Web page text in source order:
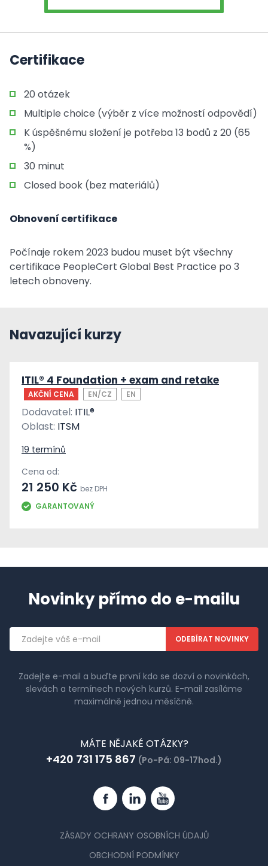
Certifikace
20 otázek
Multiple choice (výběr z více možností odpovědí)
K úspěšnému složení je potřeba 13 bodů z 20 (65
%)
30 minut
Closed book (bez materiálů)
Obnovení certifikace
Počínaje rokem 2023 budou muset být všechny
certifikace PeopleCert Global Best Practice po 3
letech obnoveny.
Navazující kurzy
ITIL® 4 Foundation + exam and retake
AKČNÍ CENA EN/CZ EN
Dodavatel: ITIL®
Oblast: ITSM
19 termínů
Cena od:
21 250 Kč bez DPH
GARANTOVANÝ
Novinky přímo do e-mailu
Emailová
adresa
Zadejte e-mail a buďte první kdo se dozví o novinkách,
slevách a termínech nových kurzů. E-mail zasíláme
maximálně jednou měsíčně.
MÁTE NĚJAKÉ OTÁZKY?
+420 731 175 867 (Po-Pá: 09-17hod.)
FacebookLinkedinYouTube
ZÁSADY OCHRANY OSOBNÍCH ÚDAJŮ
OBCHODNÍ PODMÍNKY